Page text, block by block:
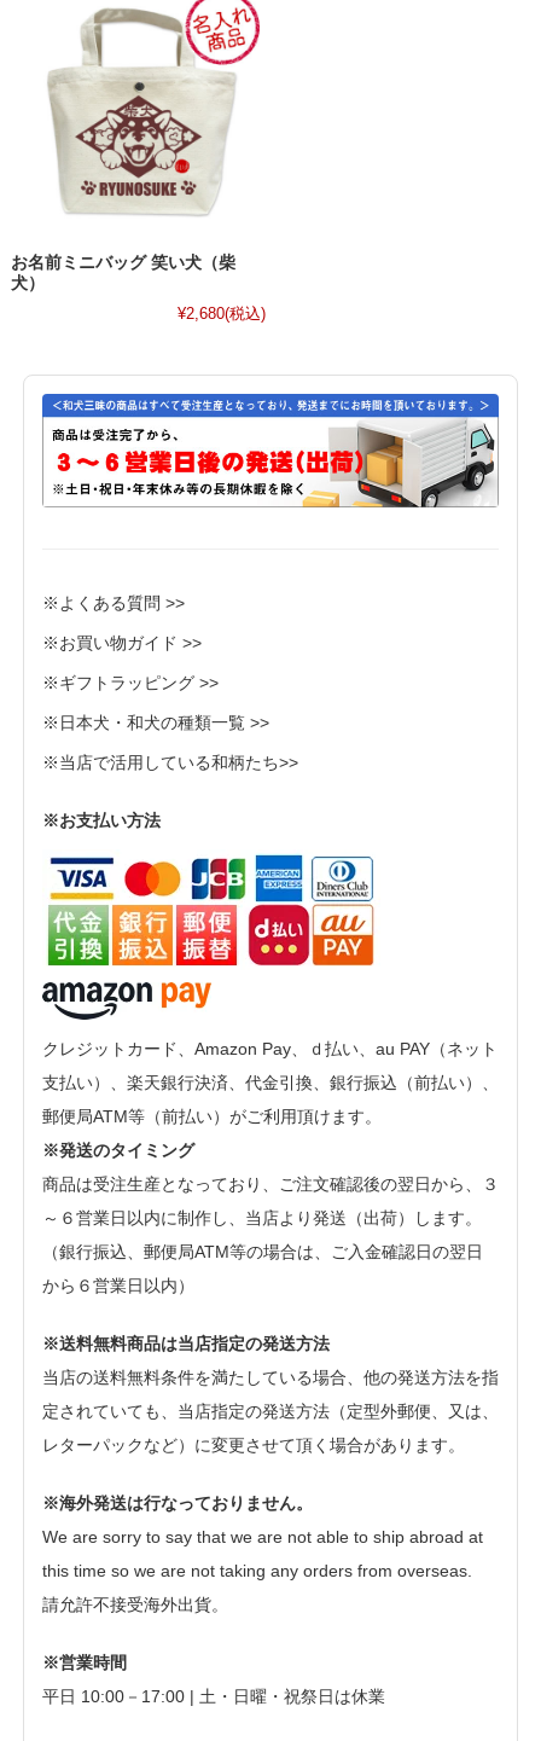
お名前ミニバッグ 笑い犬（柴
犬）
¥2,680(税込)
※よくある質問 >>
※お買い物ガイド >>
※ギフトラッピング >>
※日本犬・和犬の種類一覧 >>
※当店で活用している和柄たち>>
※お支払い方法
クレジットカード、Amazon Pay、ｄ払い、au PAY（ネット
支払い）、楽天銀行決済、代金引換、銀行振込（前払い）、
郵便局ATM等（前払い）がご利用頂けます。
※発送のタイミング
商品は受注生産となっており、ご注文確認後の翌日から、３
～６営業日以内に制作し、当店より発送（出荷）します。
（銀行振込、郵便局ATM等の場合は、ご入金確認日の翌日
から６営業日以内）
※送料無料商品は当店指定の発送方法
当店の送料無料条件を満たしている場合、他の発送方法を指
定されていても、当店指定の発送方法（定型外郵便、又は、
レターパックなど）に変更させて頂く場合があります。
※海外発送は行なっておりません。
We are sorry to say that we are not able to ship abroad at
this time so we are not taking any orders from overseas.
請允許不接受海外出貨。
※営業時間
平日 10:00－17:00 | 土・日曜・祝祭日は休業